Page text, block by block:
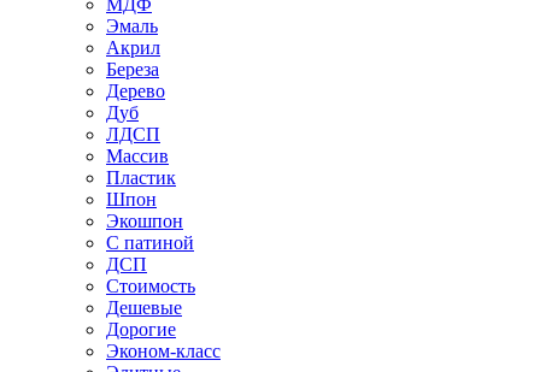
МДФ
Эмаль
Акрил
Береза
Дерево
Дуб
ЛДСП
Массив
Пластик
Шпон
Экошпон
С патиной
ДСП
Стоимость
Дешевые
Дорогие
Эконом-класс